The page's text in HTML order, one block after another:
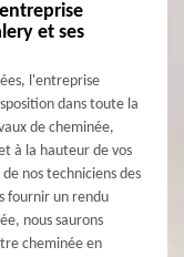
et ses
l'entreprise
dans toute la
de cheminée,
à la hauteur de vos
nos techniciens des
fournir un rendu
nous saurons
cheminée en